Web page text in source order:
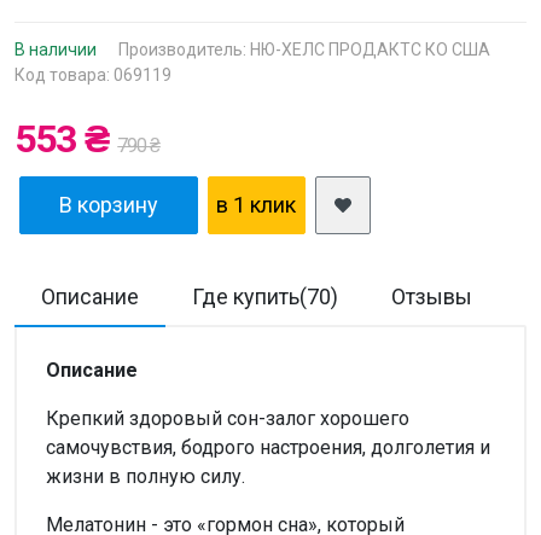
В наличии Производитель: НЮ-ХЕЛС ПРОДАКТС КО США
Код товара: 069119
553 ₴ 790 ₴
В корзину в 1 клик
Описание Где купить(70) Отзывы
Описание
Крепкий здоровый сон-залог хорошего
самочувствия, бодрого настроения, долголетия и
жизни в полную силу.
Мелатонин - это «гормон сна», который